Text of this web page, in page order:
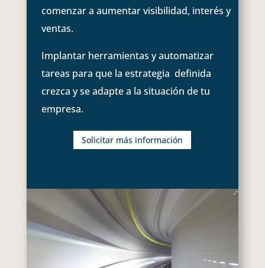
comenzar a aumentar visibilidad, interés y
ventas.
Implantar herramientas y automatizar
tareas para que la estrategia definida
crezca y se adapte a la situación de tu
empresa.
Solicitar más información